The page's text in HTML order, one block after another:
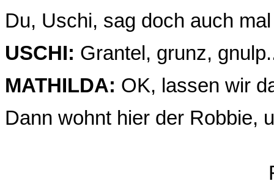
Du, Uschi, sag doch auch
USCHI: Grantel, grunz,
MATHILDA: OK, lassen wir
Dann wohnt hier der Robbie,